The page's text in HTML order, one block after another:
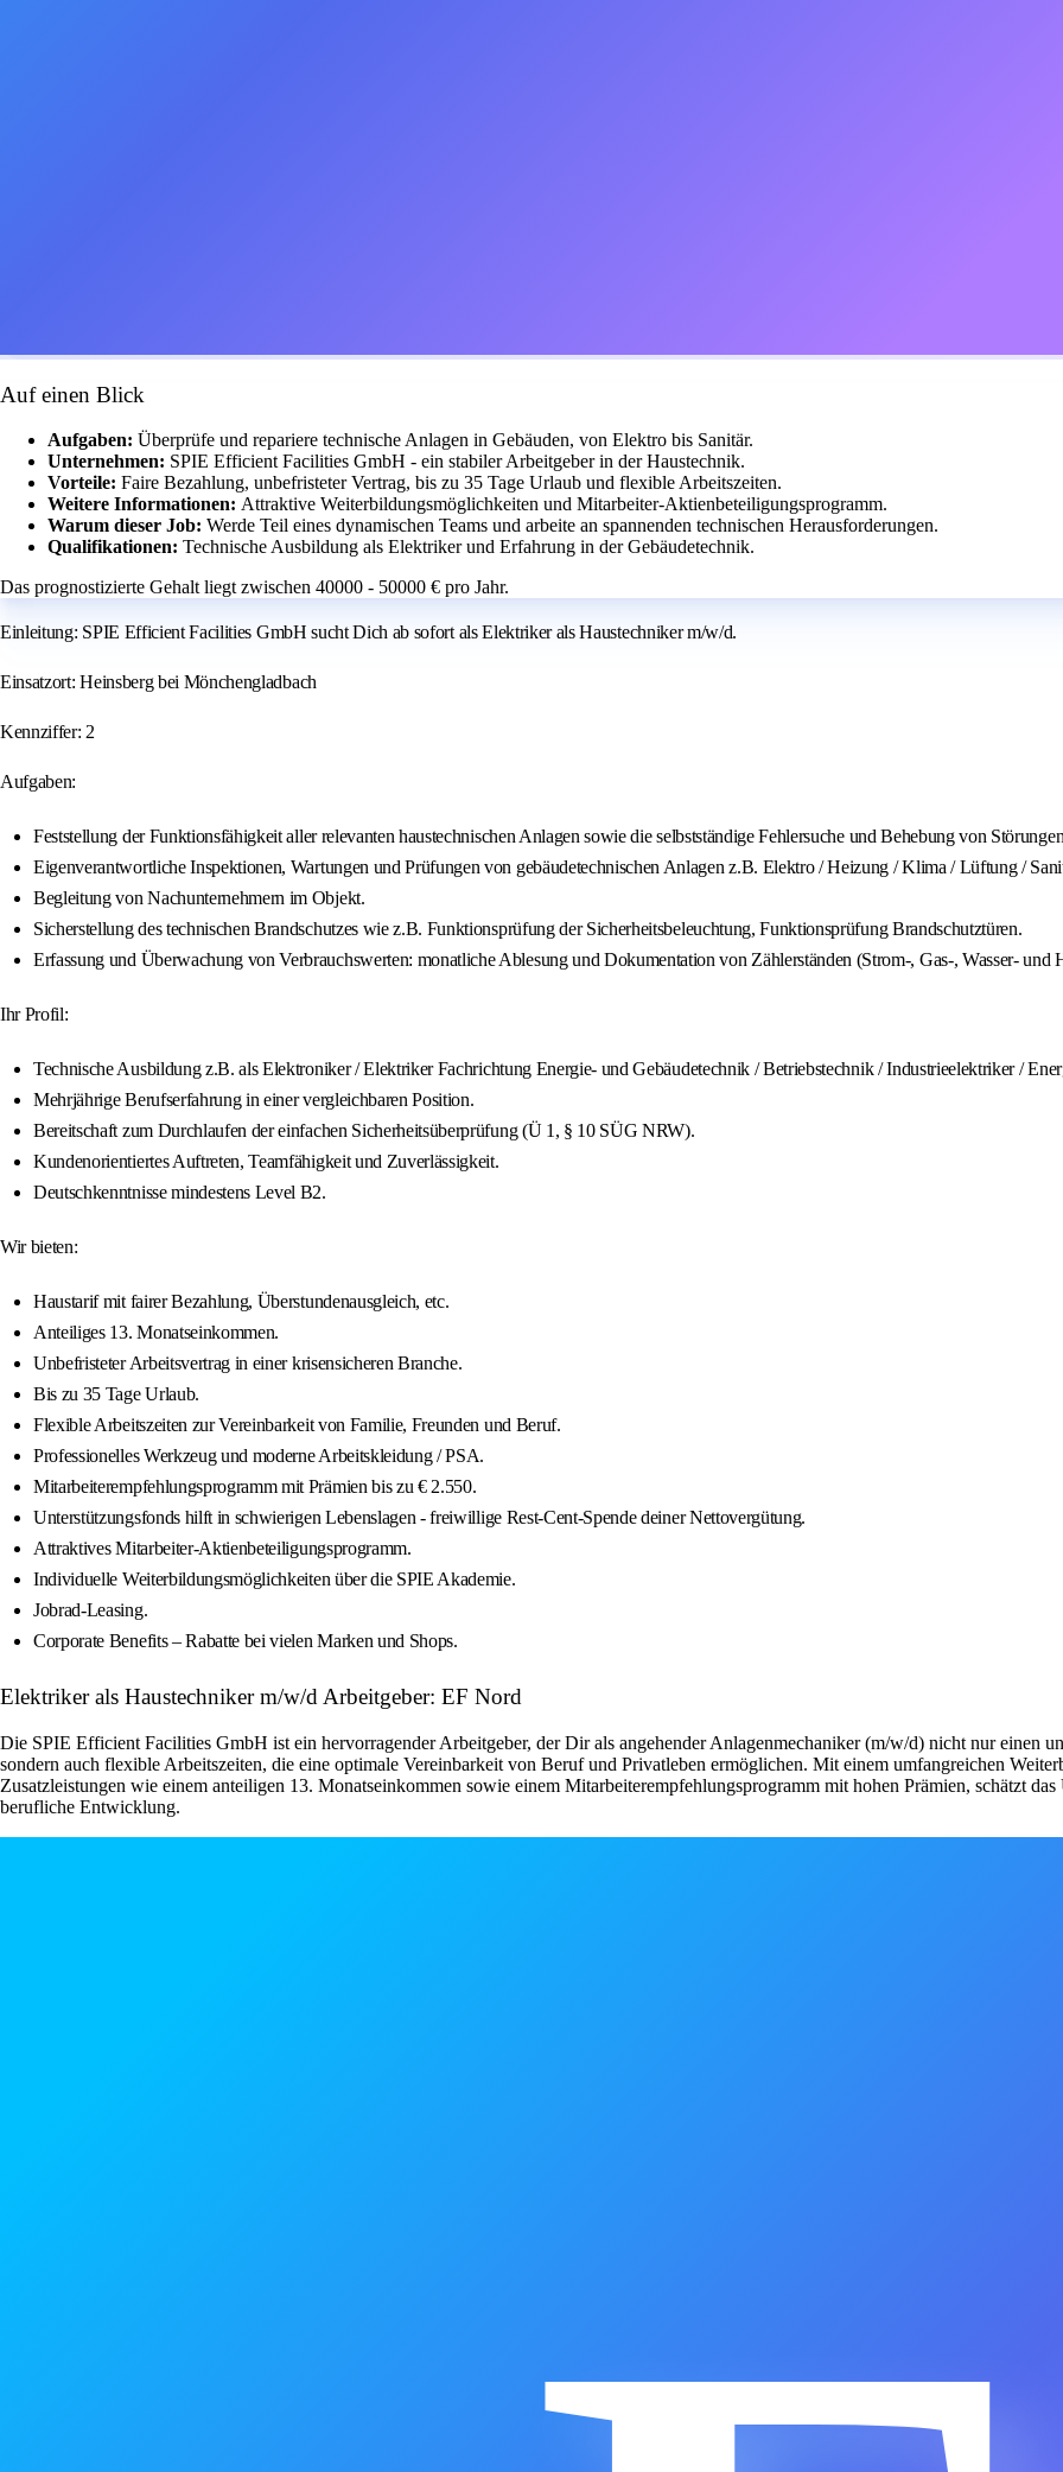
Auf einen Blick
Aufgaben: Überprüfe und repariere technische Anlagen in Gebäuden, von Elektro bis Sanitär.
Unternehmen: SPIE Efficient Facilities GmbH - ein stabiler Arbeitgeber in der Haustechnik.
Vorteile: Faire Bezahlung, unbefristeter Vertrag, bis zu 35 Tage Urlaub und flexible Arbeitszeiten.
Weitere Informationen: Attraktive Weiterbildungsmöglichkeiten und Mitarbeiter-Aktienbeteiligungsprogramm.
Warum dieser Job: Werde Teil eines dynamischen Teams und arbeite an spannenden technischen Herausforderungen.
Qualifikationen: Technische Ausbildung als Elektriker und Erfahrung in der Gebäudetechnik.
Das prognostizierte Gehalt liegt zwischen 40000 - 50000 € pro Jahr.
Einleitung: SPIE Efficient Facilities GmbH sucht Dich ab sofort als Elektriker als Haustechniker m/w/d.
Einsatzort: Heinsberg bei Mönchengladbach
Kennziffer: 2
Aufgaben:
Feststellung der Funktionsfähigkeit aller relevanten haustechnischen Anlagen sowie die selbstständige Fehlersuche und Behebung von
Eigenverantwortliche Inspektionen, Wartungen und Prüfungen von gebäudetechnischen Anlagen z.B. Elektro / Heizung / Klima / Lüftung /
Begleitung von Nachunternehmern im Objekt.
Sicherstellung des technischen Brandschutzes wie z.B. Funktionsprüfung der Sicherheitsbeleuchtung, Funktionsprüfung Brandschutztüren.
Erfassung und Überwachung von Verbrauchswerten: monatliche Ablesung und Dokumentation von Zählerständen (Strom-, Gas-, Wasser- und
Ihr Profil:
Technische Ausbildung z.B. als Elektroniker / Elektriker Fachrichtung Energie- und Gebäudetechnik / Betriebstechnik / Industrieelektriker /
Mehrjährige Berufserfahrung in einer vergleichbaren Position.
Bereitschaft zum Durchlaufen der einfachen Sicherheitsüberprüfung (Ü 1, § 10 SÜG NRW).
Kundenorientiertes Auftreten, Teamfähigkeit und Zuverlässigkeit.
Deutschkenntnisse mindestens Level B2.
Wir bieten:
Haustarif mit fairer Bezahlung, Überstundenausgleich, etc.
Anteiliges 13. Monatseinkommen.
Unbefristeter Arbeitsvertrag in einer krisensicheren Branche.
Bis zu 35 Tage Urlaub.
Flexible Arbeitszeiten zur Vereinbarkeit von Familie, Freunden und Beruf.
Professionelles Werkzeug und moderne Arbeitskleidung / PSA.
Mitarbeiterempfehlungsprogramm mit Prämien bis zu € 2.550.
Unterstützungsfonds hilft in schwierigen Lebenslagen - freiwillige Rest-Cent-Spende deiner Nettovergütung.
Attraktives Mitarbeiter-Aktienbeteiligungsprogramm.
Individuelle Weiterbildungsmöglichkeiten über die SPIE Akademie.
Jobrad-Leasing.
Corporate Benefits – Rabatte bei vielen Marken und Shops.
Elektriker als Haustechniker m/w/d Arbeitgeber: EF Nord
Die SPIE Efficient Facilities GmbH ist ein hervorragender Arbeitgeber, der Dir als angehender Anlagenmechaniker (m/w/d) nicht nur einen
sondern auch flexible Arbeitszeiten, die eine optimale Vereinbarkeit von Beruf und Privatleben ermöglichen. Mit einem umfangreichen
Zusatzleistungen wie einem anteiligen 13. Monatseinkommen sowie einem Mitarbeiterempfehlungsprogramm mit hohen Prämien, schätzt
berufliche Entwicklung.